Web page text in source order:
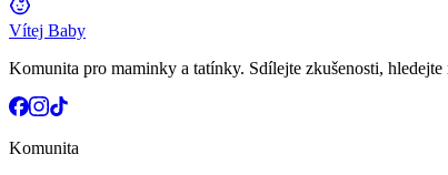
Vítej Baby
Komunita pro maminky a tatínky. Sdílejte zkušenosti,
Komunita